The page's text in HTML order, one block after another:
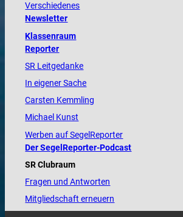
Verschiedenes
Newsletter
Klassenraum
Reporter
SR Leitgedanke
In eigener Sache
Carsten Kemmling
Michael Kunst
Werben auf SegelReporter
Der SegelReporter-Podcast
SR Clubraum
Fragen und Antworten
Mitgliedschaft erneuern